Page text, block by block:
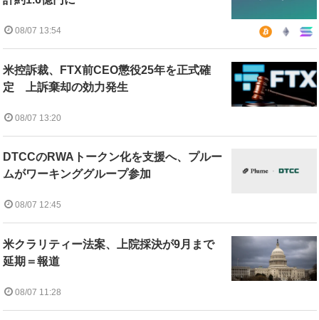
08/07 13:54
米控訴裁、FTX前CEO懲役25年を正式確
定 上訴棄却の効力発生
08/07 13:20
DTCCのRWAトークン化を支援へ、プルー
ムがワーキンググループ参加
08/07 12:45
米クラリティー法案、上院採決が9月まで
延期＝報道
08/07 11:28